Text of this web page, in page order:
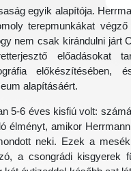
egyik alapítója.
terepmunkákat végző
nem csak kirándulni járt
előadásokat
előkészítésében,
alapításáért.
5-6 éves kisfiú volt:
élményt, amikor
neki. Ezek a
a csongrádi kisgyerek